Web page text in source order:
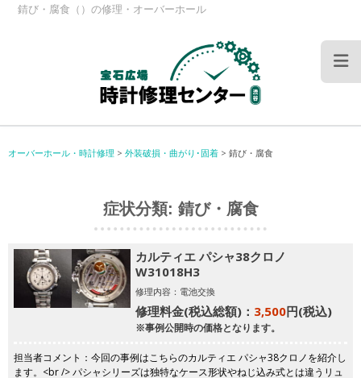
錆び・腐食（）の修理・オーバーホール
オーバーホール・時計修理 > 外装破損・曲がり･固着 > 錆び・腐食
症状分類: 錆び・腐食
カルティエ パシャ38クロノ
W31018H3
修理内容：電池交換
修理料金(税込総額)： 3,500円(税込)
※事例公開時の価格となります。
担当者コメント：今回の事例はこちらのカルティエ パシャ38クロノを紹介し
ます。<br /> パシャシリーズは独特なケース形状やねじ込み式とは違うリュ